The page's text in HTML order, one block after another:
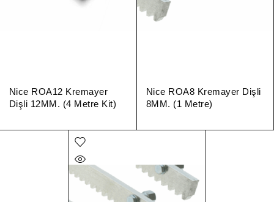
Nice ROA12 Kremayer
Dişli 12MM. (4 Metre Kit)
Nice ROA8 Kremayer Dişli
8MM. (1 Metre)